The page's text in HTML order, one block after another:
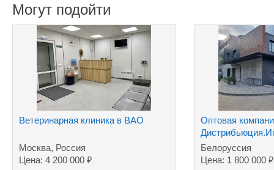
Могут подойти
Ветеринарная клиника в ВАО
Москва, Россия
Цена: 4 200 000 ₽
Оптовая
хозтовары
Белоруссия
Цена: 1 800 000₽